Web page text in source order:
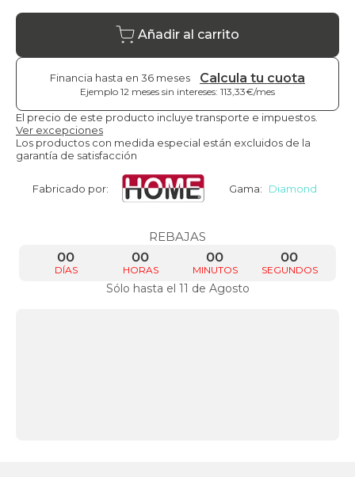
Añadir al carrito
Financia hasta en 36 meses Calcula tu cuota
Ejemplo 12 meses sin intereses: 113,33€/mes
El precio de este producto incluye transporte e impuestos.
Ver excepciones
Los productos con medida especial están excluidos de la
garantía de satisfacción
Fabricado por: Gama: Diamond
REBAJAS
DÍAS
00
HORAS
00
MINUTOS
00
SEGUNDOS
00
Sólo hasta el 11 de Agosto